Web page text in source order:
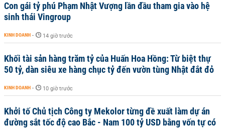
Con gái tỷ phú Phạm Nhật Vượng lần đầu tham gia vào hệ
sinh thái Vingroup
KINH DOANH - 14 giờ trước
Khối tài sản hàng trăm tỷ của Huấn Hoa Hồng: Từ biệt thự
50 tỷ, dàn siêu xe hàng chục tỷ đến vườn tùng Nhật đắt đỏ
KINH DOANH - 10 giờ trước
Khởi tố Chủ tịch Công ty Mekolor từng đề xuất làm dự án
đường sắt tốc độ cao Bắc - Nam 100 tỷ USD bằng vốn tự có